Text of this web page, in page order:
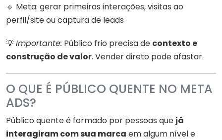
🔹 Meta: gerar primeiras interações, visitas ao
perfil/site ou captura de leads
💡Importante: Público frio precisa de contexto e
construção de valor. Vender direto pode afastar.
O QUE É PÚBLICO QUENTE NO META
ADS?
Público quente é formado por pessoas que já
interagiram com sua marca em algum nível e